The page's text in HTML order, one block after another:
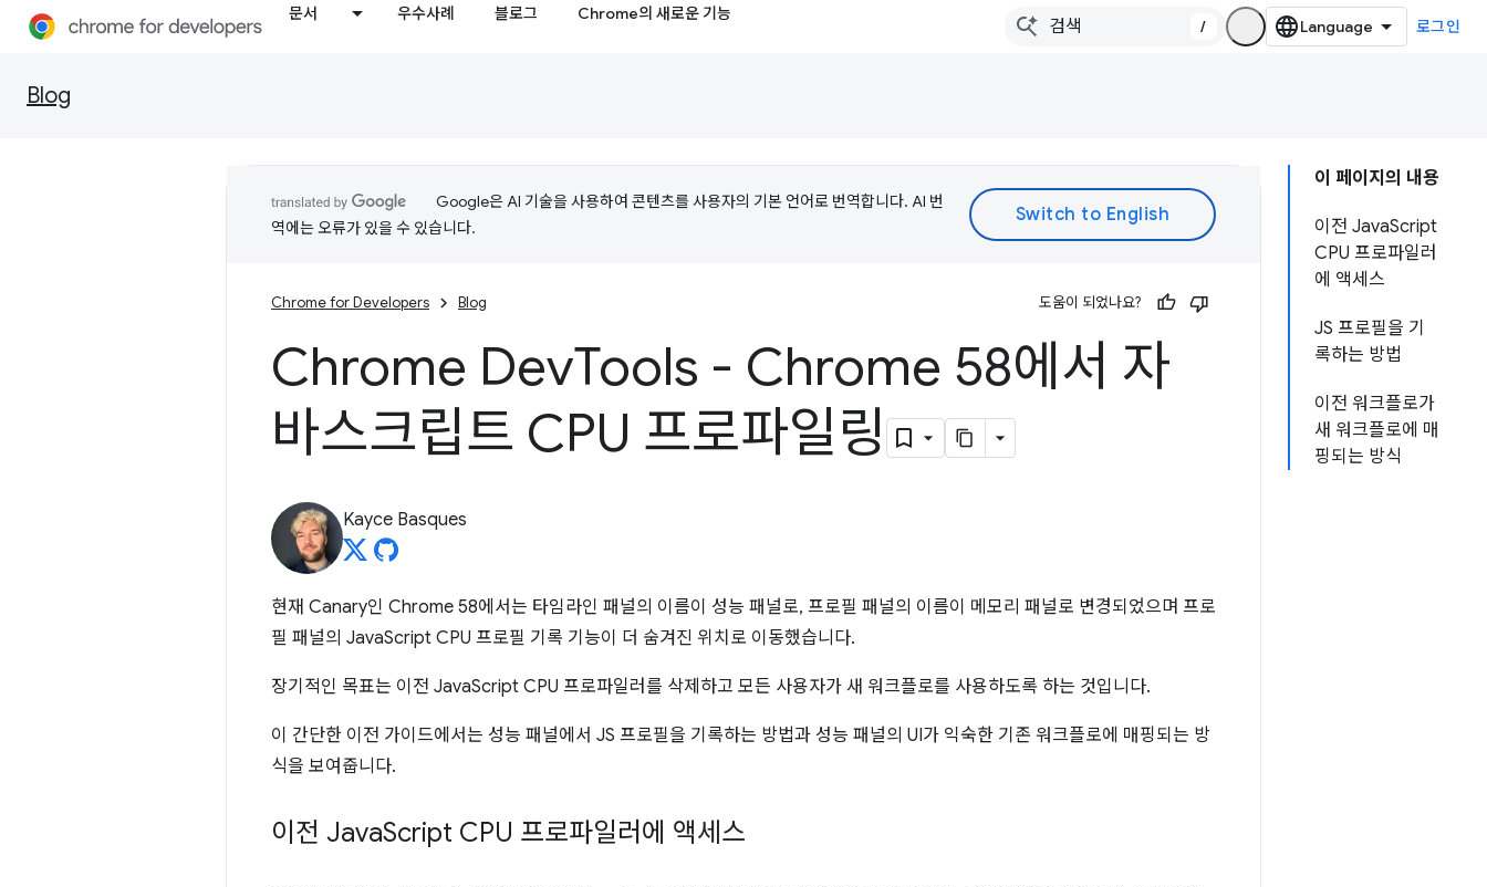
문서 우수사례 블로그 Chrome의 새로운 기능
/ 로그인
Blog
이 페이지의 내용
이전 JavaScript
CPU 프로파일러
에 액세스
JS 프로필을 기
록하는 방법
이전 워크플로가
새 워크플로에 매
핑되는 방식
Google은 AI 기술을 사용하여 콘텐츠를 사용자의 기본 언어로 번역합니다. AI 번
역에는 오류가 있을 수 있습니다.
Chrome for Developers Blog 도움이 되었나요?
Chrome DevTools - Chrome 58에서 자
바스크립트 CPU 프로파일링
Kayce Basques
현재 Canary인 Chrome 58에서는 타임라인 패널의 이름이 성능 패널로, 프로필 패널의 이름이 메모리 패널로 변경되었으며 프로
필 패널의 JavaScript CPU 프로필 기록 기능이 더 숨겨진 위치로 이동했습니다.
장기적인 목표는 이전 JavaScript CPU 프로파일러를 삭제하고 모든 사용자가 새 워크플로를 사용하도록 하는 것입니다.
이 간단한 이전 가이드에서는 성능 패널에서 JS 프로필을 기록하는 방법과 성능 패널의 UI가 익숙한 기존 워크플로에 매핑되는 방
식을 보여줍니다.
이전 JavaScript CPU 프로파일러에 액세스